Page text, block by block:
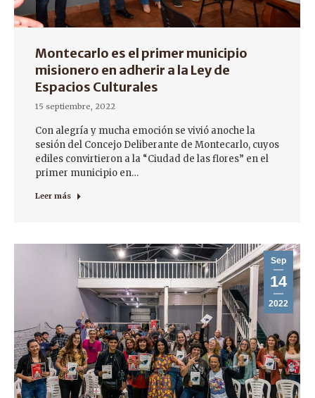
Montecarlo es el primer municipio
misionero en adherir a la Ley de
Espacios Culturales
15 septiembre, 2022
Con alegría y mucha emoción se vivió anoche la
sesión del Concejo Deliberante de Montecarlo, cuyos
ediles convirtieron a la “Ciudad de las flores” en el
primer municipio en…
Leer más
Sep
14
2022